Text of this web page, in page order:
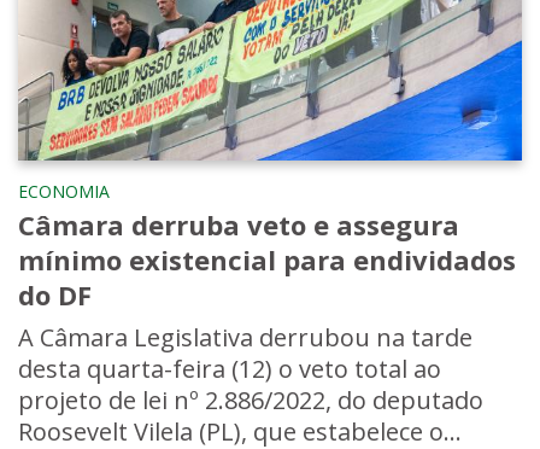
ECONOMIA
Câmara derruba veto e assegura
mínimo existencial para endividados
do DF
A Câmara Legislativa derrubou na tarde
desta quarta-feira (12) o veto total ao
projeto de lei nº 2.886/2022, do deputado
Roosevelt Vilela (PL), que estabelece o...